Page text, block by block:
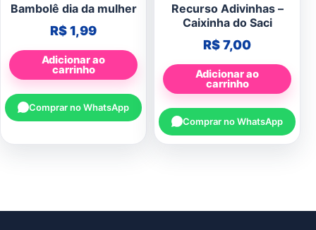
Bambolê dia da mulher
R$1,99
Adicionar ao
carrinho
Comprar no WhatsApp
Recurso Adivinhas –
Caixinha do Saci
R$7,00
Adicionar ao
carrinho
Comprar no WhatsApp